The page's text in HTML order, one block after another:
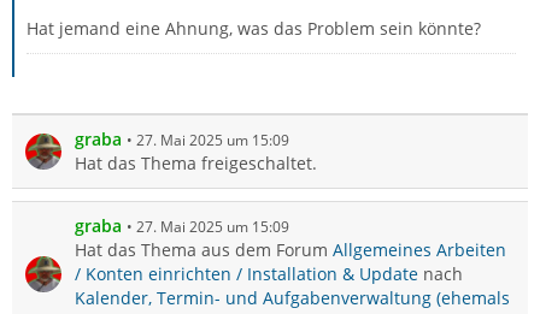
Hat jemand eine Ahnung, was das Problem sein könnte?
graba 27. Mai 2025 um 15:09
Hat das Thema freigeschaltet.
graba 27. Mai 2025 um 15:09
Hat das Thema aus dem Forum Allgemeines Arbeiten
/ Konten einrichten / Installation & Update nach
Kalender, Termin- und Aufgabenverwaltung (ehemals